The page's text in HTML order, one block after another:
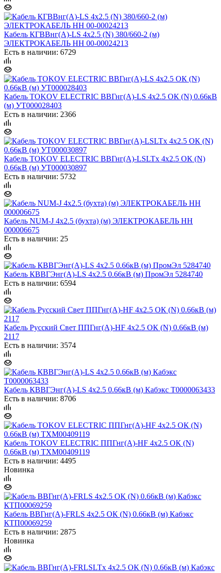
Кабель КГВВнг(А)-LS 4х2.5 (N) 380/660-2 (м)
ЭЛЕКТРОКАБЕЛЬ НН 00-00024213
Есть в наличии: 6729
Кабель TOKOV ELECTRIC ВВГнг(А)-LS 4х2.5 ОК (N) 0.66кВ
(м) УТ000028403
Есть в наличии: 2366
Кабель TOKOV ELECTRIC ВВГнг(А)-LSLTx 4х2.5 ОК (N)
0.66кВ (м) УТ000030897
Есть в наличии: 5732
Кабель NUM-J 4х2.5 (бухта) (м) ЭЛЕКТРОКАБЕЛЬ НН
000006675
Есть в наличии: 25
Кабель КВВГЭнг(А)-LS 4х2.5 0.66кВ (м) ПромЭл 5284740
Есть в наличии: 6594
Кабель Русский Свет ППГнг(А)-HF 4х2.5 ОК (N) 0.66кВ (м)
2117
Есть в наличии: 3574
Кабель КВВГЭнг(А)-LS 4х2.5 0.66кВ (м) Кабэкс Т0000063433
Есть в наличии: 8706
Кабель TOKOV ELECTRIC ППГнг(А)-HF 4х2.5 ОК (N)
0.66кВ (м) ТХМ00409119
Есть в наличии: 4495
Новинка
Кабель ВВГнг(А)-FRLS 4х2.5 ОК (N) 0.66кВ (м) Кабэкс
КТП00069259
Есть в наличии: 2875
Новинка